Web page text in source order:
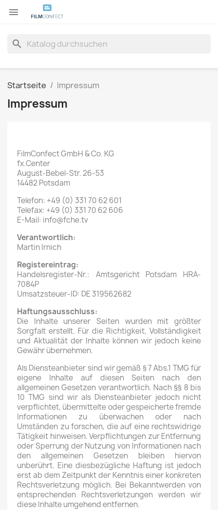

search
Startseite Impressum
Impressum
FilmConfect GmbH & Co. KG
fx.Center
August-Bebel-Str. 26-53
14482 Potsdam
Telefon: +49 (0) 331 70 62 601
Telefax: +49 (0) 331 70 62 606
E-Mail: info@fche.tv
Verantwortlich:
Martin Irnich
Registereintrag:
Handelsregister-Nr.: Amtsgericht Potsdam HRA-
7084P
Umsatzsteuer-ID: DE 319562682
Haftungsausschluss:
Die Inhalte unserer Seiten wurden mit größter
Sorgfalt erstellt. Für die Richtigkeit, Vollständigkeit
und Aktualität der Inhalte können wir jedoch keine
Gewähr übernehmen.
Als Diensteanbieter sind wir gemäß § 7 Abs.1 TMG für
eigene Inhalte auf diesen Seiten nach den
allgemeinen Gesetzen verantwortlich. Nach §§ 8 bis
10 TMG sind wir als Diensteanbieter jedoch nicht
verpflichtet, übermittelte oder gespeicherte fremde
Informationen zu überwachen oder nach
Umständen zu forschen, die auf eine rechtswidrige
Tätigkeit hinweisen. Verpflichtungen zur Entfernung
oder Sperrung der Nutzung von Informationen nach
den allgemeinen Gesetzen bleiben hiervon
unberührt. Eine diesbezügliche Haftung ist jedoch
erst ab dem Zeitpunkt der Kenntnis einer konkreten
Rechtsverletzung möglich. Bei Bekanntwerden von
entsprechenden Rechtsverletzungen werden wir
diese Inhalte umgehend entfernen.